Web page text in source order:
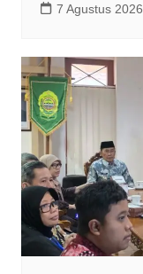
7 Agustus 2026